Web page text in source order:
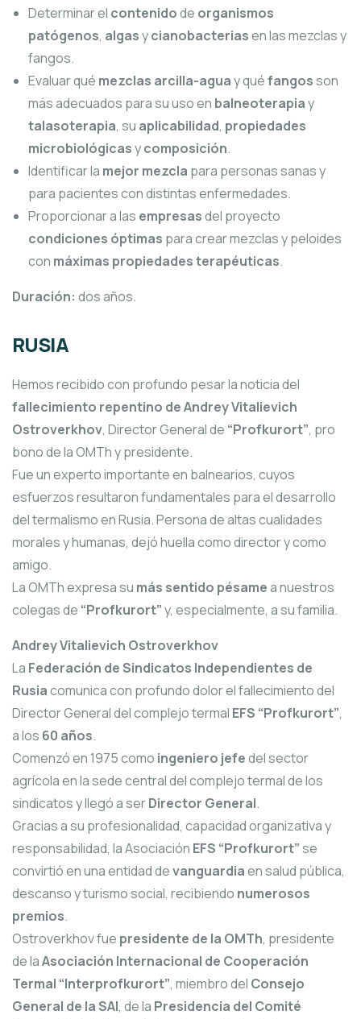
Determinar el contenidode organismos
patógenos, algasycianobacteriasen las mezclas y
fangos.
Evaluar qué mezclas arcilla-aguay quéfangosson
más adecuados para su uso en balneoterapiay
talasoterapia, su aplicabilidad, propiedades
microbiológicasycomposición.
Identificar la mejor mezcla para personas sanas y
para pacientes con distintas enfermedades.
Proporcionar a las empresasdel proyecto
condiciones óptimas para crear mezclas y peloides
con máximas propiedades terapéuticas.
Duración: dos años.
RUSIA
Hemos recibido con profundo pesar la noticia del
fallecimiento repentino de Andrey Vitalievich
Ostroverkhov, Director General de “Profkurort”, pro
bono de la OMTh y presidente.
Fue un experto importante en balnearios, cuyos
esfuerzos resultaron fundamentales para el desarrollo
del termalismo en Rusia. Persona de altas cualidades
morales y humanas, dejó huella como director y como
amigo.
La OMTh expresa su más sentido pésamea nuestros
colegas de “Profkurort”y, especialmente, a su familia.
Andrey Vitalievich Ostroverkhov
La Federación de Sindicatos Independientes de
Rusiacomunica con profundo dolor el fallecimiento del
Director General del complejo termal EFS “Profkurort”,
a los 60 años.
Comenzó en 1975 como ingeniero jefedel sector
agrícola en la sede central del complejo termal de los
sindicatos y llegó a serDirector General.
Gracias a su profesionalidad, capacidad organizativa y
responsabilidad, la Asociación EFS “Profkurort”se
convirtió en una entidad devanguardiaen salud pública,
descanso y turismo social, recibiendo numerosos
premios.
Ostroverkhov fue presidente de la OMTh, presidente
de laAsociación Internacional de Cooperación
Termal “Interprofkurort”, miembro del Consejo
General de la SAI, de la Presidencia del Comité